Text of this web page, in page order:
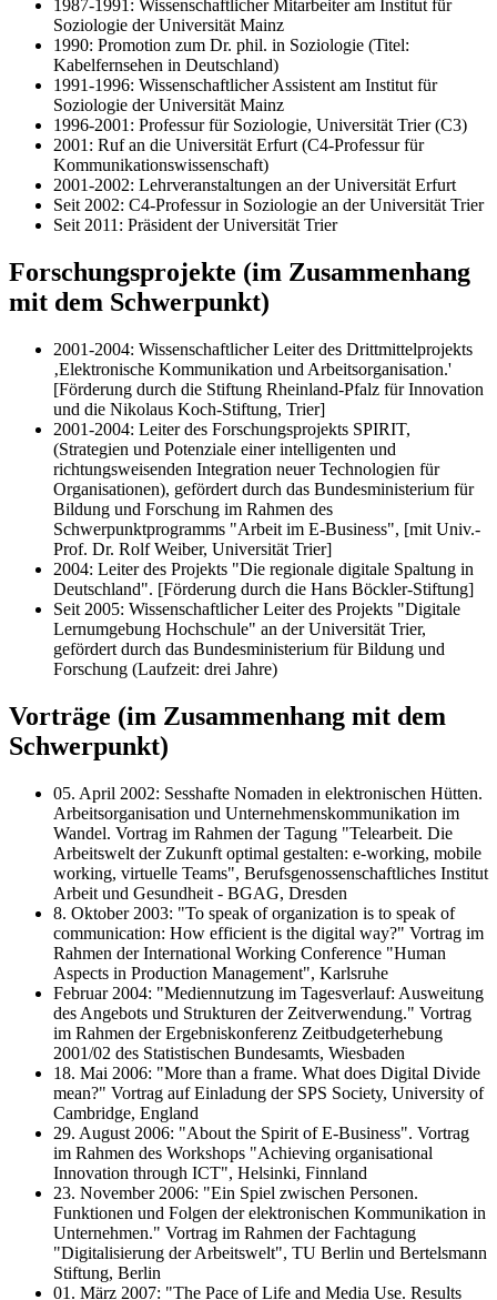
1987-1991: Wissenschaftlicher Mitarbeiter am Institut für
Soziologie der Universität Mainz
1990: Promotion zum Dr. phil. in Soziologie (Titel:
Kabelfernsehen in Deutschland)
1991-1996: Wissenschaftlicher Assistent am Institut für
Soziologie der Universität Mainz
1996-2001: Professur für Soziologie, Universität Trier (C3)
2001: Ruf an die Universität Erfurt (C4-Professur für
Kommunikationswissenschaft)
2001-2002: Lehrveranstaltungen an der Universität Erfurt
Seit 2002: C4-Professur in Soziologie an der Universität Trier
Seit 2011: Präsident der Universität Trier
Forschungsprojekte (im Zusammenhang
mit dem Schwerpunkt)
2001-2004: Wissenschaftlicher Leiter des Drittmittelprojekts
‚Elektronische Kommunikation und Arbeitsorganisation.'
[Förderung durch die Stiftung Rheinland-Pfalz für Innovation
und die Nikolaus Koch-Stiftung, Trier]
2001-2004: Leiter des Forschungsprojekts SPIRIT,
(Strategien und Potenziale einer intelligenten und
richtungsweisenden Integration neuer Technologien für
Organisationen), gefördert durch das Bundesministerium für
Bildung und Forschung im Rahmen des
Schwerpunktprogramms "Arbeit im E-Business", [mit Univ.-
Prof. Dr. Rolf Weiber, Universität Trier]
2004: Leiter des Projekts "Die regionale digitale Spaltung in
Deutschland". [Förderung durch die Hans Böckler-Stiftung]
Seit 2005: Wissenschaftlicher Leiter des Projekts "Digitale
Lernumgebung Hochschule" an der Universität Trier,
gefördert durch das Bundesministerium für Bildung und
Forschung (Laufzeit: drei Jahre)
Vorträge (im Zusammenhang mit dem
Schwerpunkt)
05. April 2002: Sesshafte Nomaden in elektronischen Hütten.
Arbeitsorganisation und Unternehmenskommunikation im
Wandel. Vortrag im Rahmen der Tagung "Telearbeit. Die
Arbeitswelt der Zukunft optimal gestalten: e-working, mobile
working, virtuelle Teams", Berufsgenossenschaftliches Institut
Arbeit und Gesundheit - BGAG, Dresden
8. Oktober 2003: "To speak of organization is to speak of
communication: How efficient is the digital way?" Vortrag im
Rahmen der International Working Conference "Human
Aspects in Production Management", Karlsruhe
Februar 2004: "Mediennutzung im Tagesverlauf: Ausweitung
des Angebots und Strukturen der Zeitverwendung." Vortrag
im Rahmen der Ergebniskonferenz Zeitbudgeterhebung
2001/02 des Statistischen Bundesamts, Wiesbaden
18. Mai 2006: "More than a frame. What does Digital Divide
mean?" Vortrag auf Einladung der SPS Society, University of
Cambridge, England
29. August 2006: "About the Spirit of E-Business". Vortrag
im Rahmen des Workshops "Achieving organisational
Innovation through ICT", Helsinki, Finnland
23. November 2006: "Ein Spiel zwischen Personen.
Funktionen und Folgen der elektronischen Kommunikation in
Unternehmen." Vortrag im Rahmen der Fachtagung
"Digitalisierung der Arbeitswelt", TU Berlin und Bertelsmann
Stiftung, Berlin
01. März 2007: "The Pace of Life and Media Use. Results